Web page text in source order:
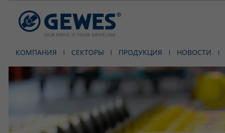
КОМПАНИЯ СЕКТОРЫ ПРОДУКЦИЯ НОВОСТИ